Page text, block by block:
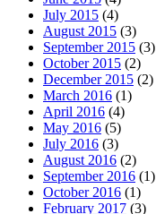
July 2015 (4)
August 2015 (3)
September 2015 (3)
October 2015 (2)
December 2015 (2)
March 2016 (1)
April 2016 (4)
May 2016 (5)
July 2016 (3)
August 2016 (2)
September 2016 (1)
October 2016 (1)
February 2017 (3)